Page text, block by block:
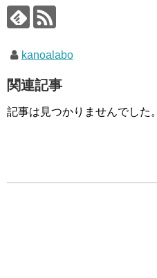
kanoalabo
関連記事
記事は見つかりませんでした。